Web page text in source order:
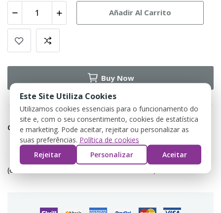
Añadir Al Carrito
Buy Now
Compartir
Política de devolução
(editar com o módulo Customer Reassurance)
Este Site Utiliza Cookies
Utilizamos cookies essenciais para o funcionamento do
site e, com o seu consentimento, cookies de estatística
e marketing. Pode aceitar, rejeitar ou personalizar as
suas preferências. Política de cookies
Rejeitar
Personalizar Aceitar